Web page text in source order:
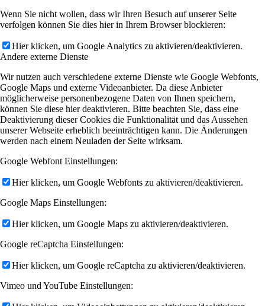
Wenn Sie nicht wollen, dass wir Ihren Besuch auf unserer Seite
verfolgen können Sie dies hier in Ihrem Browser blockieren:
Hier klicken, um Google Analytics zu aktivieren/deaktivieren.
Andere externe Dienste
Wir nutzen auch verschiedene externe Dienste wie Google Webfonts,
Google Maps und externe Videoanbieter. Da diese Anbieter
möglicherweise personenbezogene Daten von Ihnen speichern,
können Sie diese hier deaktivieren. Bitte beachten Sie, dass eine
Deaktivierung dieser Cookies die Funktionalität und das Aussehen
unserer Webseite erheblich beeinträchtigen kann. Die Änderungen
werden nach einem Neuladen der Seite wirksam.
Google Webfont Einstellungen:
Hier klicken, um Google Webfonts zu aktivieren/deaktivieren.
Google Maps Einstellungen:
Hier klicken, um Google Maps zu aktivieren/deaktivieren.
Google reCaptcha Einstellungen:
Hier klicken, um Google reCaptcha zu aktivieren/deaktivieren.
Vimeo und YouTube Einstellungen: